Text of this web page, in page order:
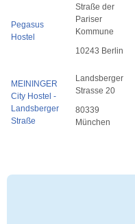
Pegasus
Hostel
Straße der
Pariser
Kommune
10243 Berlin
MEININGER
City Hostel -
Landsberger
Straße
Landsberger
Strasse 20
80339
München